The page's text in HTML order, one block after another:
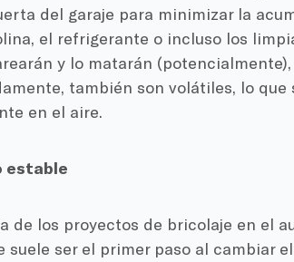
del garaje para minimizar la
el refrigerante o incluso los
y lo matarán
también son volátiles, lo que
en el aire.
estable
de los proyectos de bricolaje en el
suele ser el primer paso al cambiar